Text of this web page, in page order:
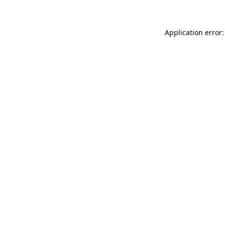
Application